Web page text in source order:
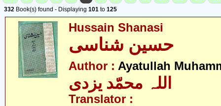
332 Book(s) found - Displaying 101 to 125
Hussain Shanasi
Author : Ayatullah
اللہ محمّد یزدی
Translator :